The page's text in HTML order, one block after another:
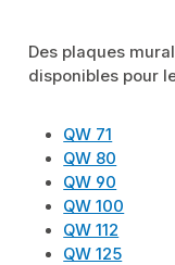
Des plaques
disponibles pour
QW 71
QW 80
QW 90
QW 100
QW 112
QW 125